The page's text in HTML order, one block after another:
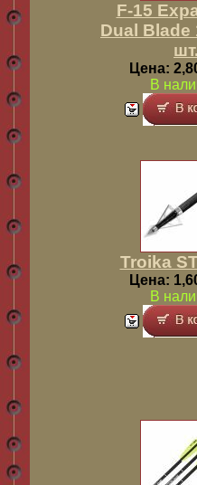
F-15
Dual Blade
Цена:
В
Troika
Цена:
В